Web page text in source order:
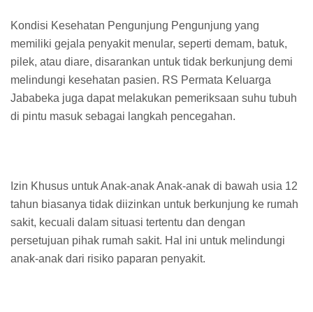
Kondisi Kesehatan Pengunjung Pengunjung yang
memiliki gejala penyakit menular, seperti demam, batuk,
pilek, atau diare, disarankan untuk tidak berkunjung demi
melindungi kesehatan pasien. RS Permata Keluarga
Jababeka juga dapat melakukan pemeriksaan suhu tubuh
di pintu masuk sebagai langkah pencegahan.
Izin Khusus untuk Anak-anak Anak-anak di bawah usia 12
tahun biasanya tidak diizinkan untuk berkunjung ke rumah
sakit, kecuali dalam situasi tertentu dan dengan
persetujuan pihak rumah sakit. Hal ini untuk melindungi
anak-anak dari risiko paparan penyakit.